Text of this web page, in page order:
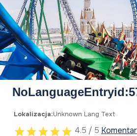
Lokalizacja:Unknown Lang Text
4.5 / 5